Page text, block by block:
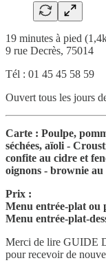
19 minutes à pied
9 rue Decrès, 75014
Tél : 01 45 45 58 59
Ouvert tous les jours
Carte : Poulpe,
séchées, aïoli -
confite au cidre et
oignons - brownie au
Prix :
Menu entrée-plat ou
Menu entrée-plat-
Merci de lire GUIDE
pour recevoir de